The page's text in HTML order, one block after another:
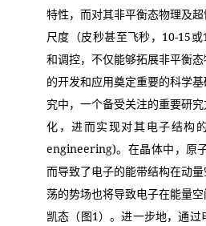
特性，而对其非平衡态物理及
尺度（皮秒甚至飞秒，10-15
和调控，不仅能够拓展非平衡
的开发和应用奠定重要的科学
究中，一个备受关注的重要研
化，进而实现对其电子结构
engineering)。在晶体中，原
而导致了电子的能带结构在动
荡的势场也将导致电子在能量
凯态（图1）。进一步地，通